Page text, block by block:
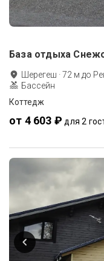
База отдыха
Шерегеш ·72 м до
Бассейн
Коттедж
от 4 603 ₽ для 2